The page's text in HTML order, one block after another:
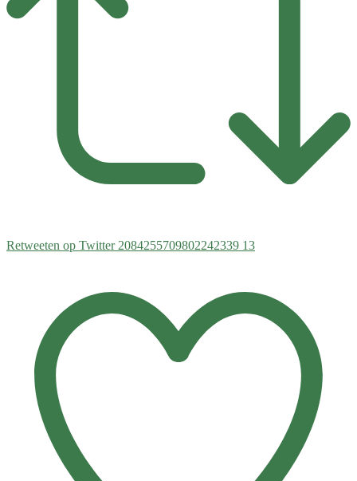
Retweeten op Twitter 2084255709802242339 13